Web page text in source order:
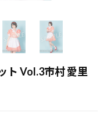
ト Vol.3市村 愛里